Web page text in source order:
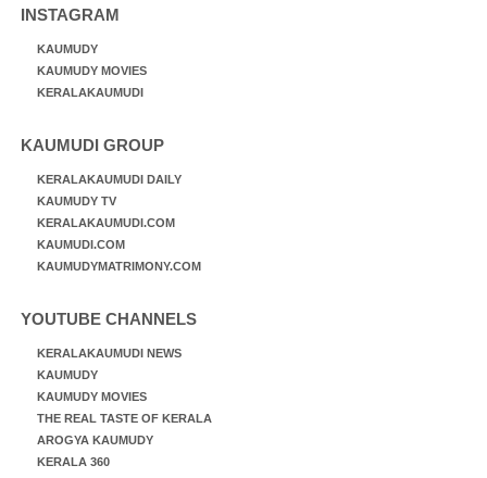
INSTAGRAM
KAUMUDY
KAUMUDY MOVIES
KERALAKAUMUDI
KAUMUDI GROUP
KERALAKAUMUDI DAILY
KAUMUDY TV
KERALAKAUMUDI.COM
KAUMUDI.COM
KAUMUDYMATRIMONY.COM
YOUTUBE CHANNELS
KERALAKAUMUDI NEWS
KAUMUDY
KAUMUDY MOVIES
THE REAL TASTE OF KERALA
AROGYA KAUMUDY
KERALA 360